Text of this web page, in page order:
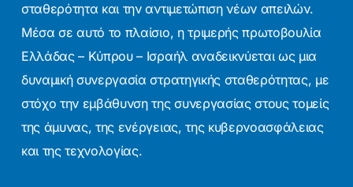
σταθερότητα και την αντιμετώπιση νέων απειλών.
Μέσα σε αυτό το πλαίσιο, η τριμερής πρωτοβουλία
Ελλάδας – Κύπρου – Ισραήλ αναδεικνύεται ως μια
δυναμική συνεργασία στρατηγικής σταθερότητας, με
στόχο την εμβάθυνση της συνεργασίας στους τομείς
της άμυνας, της ενέργειας, της κυβερνοασφάλειας
και της τεχνολογίας.